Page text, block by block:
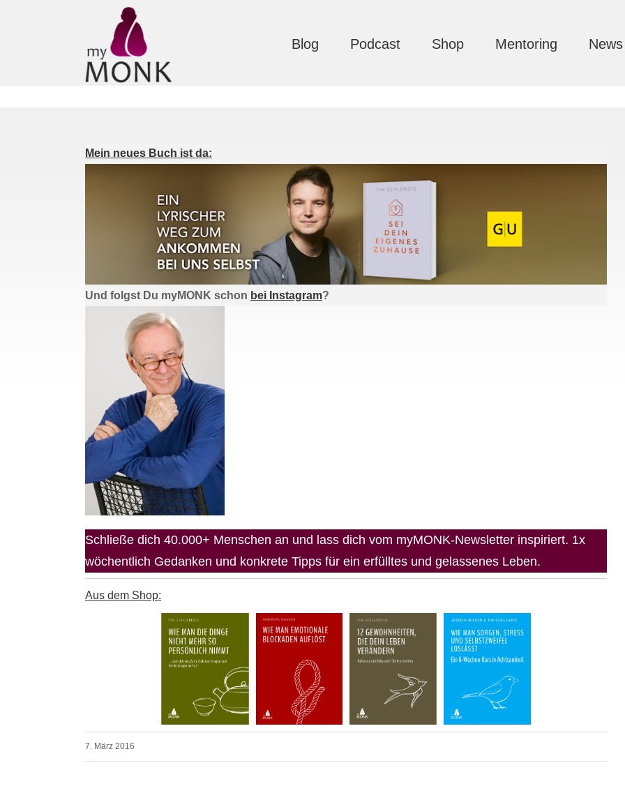
Blog Podcast Shop Mentoring News
Mein neues Buch ist da:
Und folgst Du myMONK schon bei Instagram?
Schließe dich 40.000+ Menschen an und lass dich vom myMONK-Newsletter inspiriert. 1x
wöchentlich Gedanken und konkrete Tipps für ein erfülltes und gelassenes Leben.
Aus dem Shop:
7. März 2016